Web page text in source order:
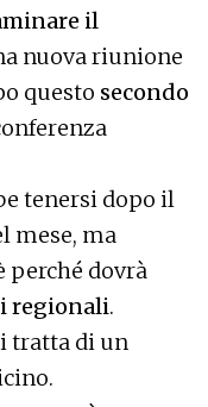
il
nuova riunione
questo secondo
tenersi dopo il
mese, ma
perché dovrà
regionali.
tratta di un